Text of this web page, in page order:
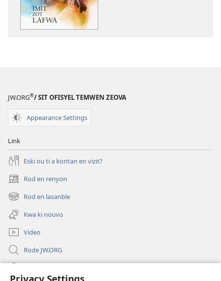
JW.ORG®/ SIT OFISYEL TEMWEN ZEOVA
Appearance Settings
Link
Eski ou ti a kontan en vizit?
Rod en renyon
(opens
new
window)
Rod en lasanble
(opens
new
window)
Kwa ki nouvo
Video
Rode JW.ORG